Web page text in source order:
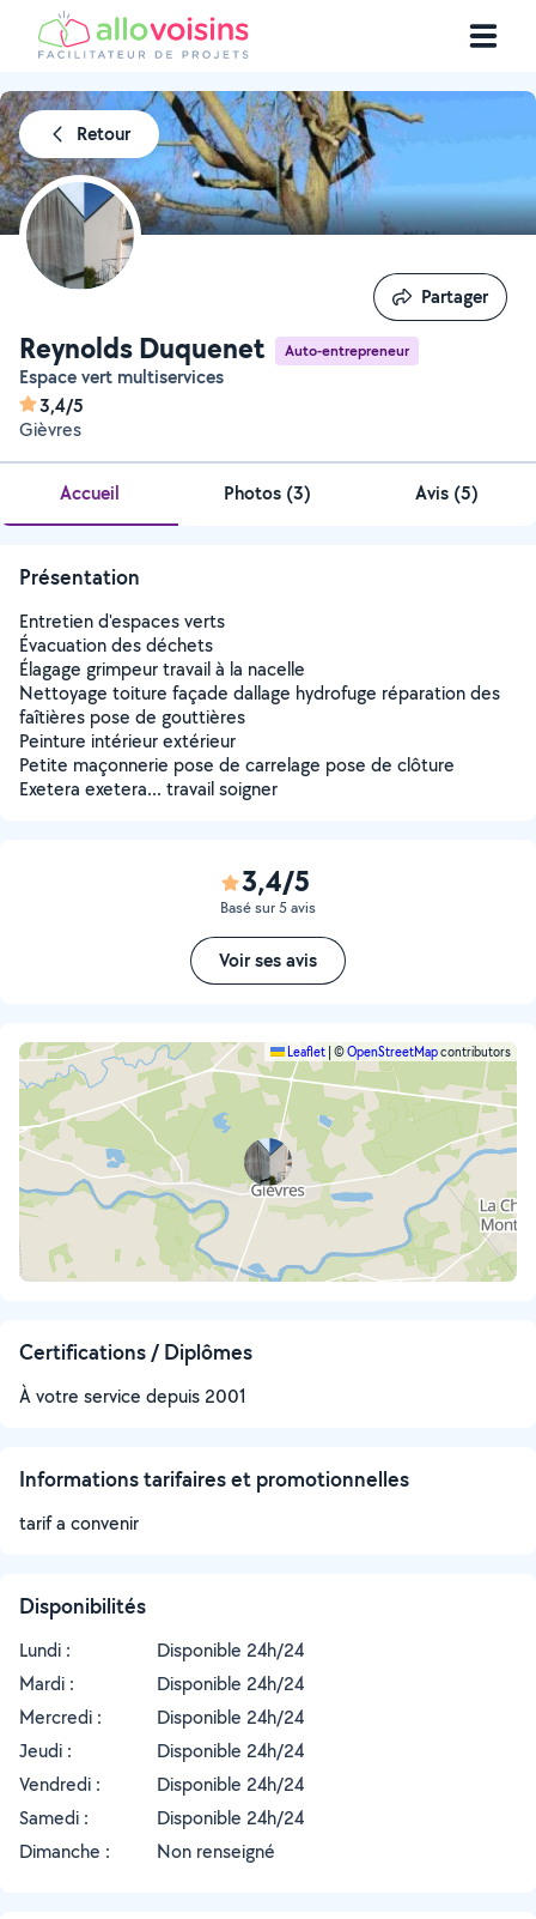
Retour
Reynolds Duquenet Auto-entrepreneur
Espace vert multiservices
3,4/5
Gièvres
Partager
Partager
Accueil Photos (3) Avis (5)
Présentation
Entretien d'espaces verts
Évacuation des déchets
Élagage grimpeur travail à la nacelle
Nettoyage toiture façade dallage hydrofuge réparation des
faîtières pose de gouttières
Peinture intérieur extérieur
Petite maçonnerie pose de carrelage pose de clôture
Exetera exetera... travail soigner
3,4/5
Basé sur 5 avis
Voir ses avis
Leaflet ©OpenStreetMapcontributors
Certifications / Diplômes
À votre service depuis 2001
Informations tarifaires et promotionnelles
tarif a convenir
Disponibilités
Lundi :
Disponible 24h/24
Mardi :
Disponible 24h/24
Mercredi :
Disponible 24h/24
Jeudi :
Disponible 24h/24
Vendredi :
Disponible 24h/24
Samedi :
Disponible 24h/24
Dimanche :
Non renseigné